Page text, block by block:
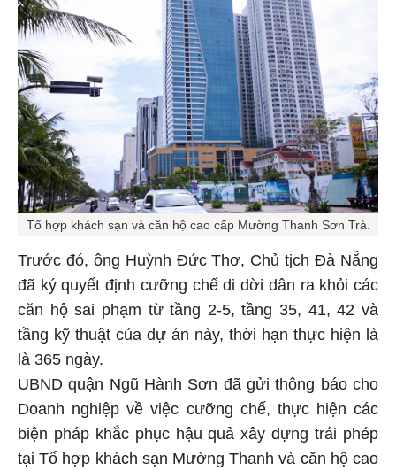
Tổ hợp khách sạn và căn hộ cao cấp Mường Thanh Sơn Trà.
Trước đó, ông Huỳnh Đức Thơ, Chủ tịch Đà Nẵng
đã ký quyết định cưỡng chế di dời dân ra khỏi các
căn hộ sai phạm từ tầng 2-5, tầng 35, 41, 42 và
tầng kỹ thuật của dự án này, thời hạn thực hiện là
là 365 ngày.
UBND quận Ngũ Hành Sơn đã gửi thông báo cho
Doanh nghiệp về việc cưỡng chế, thực hiện các
biện pháp khắc phục hậu quả xây dựng trái phép
tại Tổ hợp khách sạn Mường Thanh và căn hộ cao